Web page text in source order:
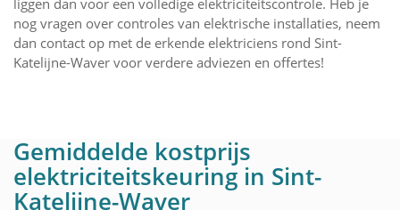
liggen dan voor een volledige elektriciteitscontrole. Heb je
nog vragen over controles van elektrische installaties, neem
dan contact op met de erkende elektriciens rond Sint-
Katelijne-Waver voor verdere adviezen en offertes!
Gemiddelde kostprijs
elektriciteitskeuring in Sint-
Katelijne-Waver